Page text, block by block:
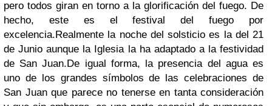
pero todos giran en torno a la glorificación del fuego. De
hecho, este es el festival del fuego por
excelencia. Realmente la noche del solsticio es la del 21
de Junio aunque la Iglesia la ha adaptado a la festividad
de San Juan. De igual forma, la presencia del agua es
uno de los grandes símbolos de las celebraciones de
San Juan que parece no tenerse en tanta consideración